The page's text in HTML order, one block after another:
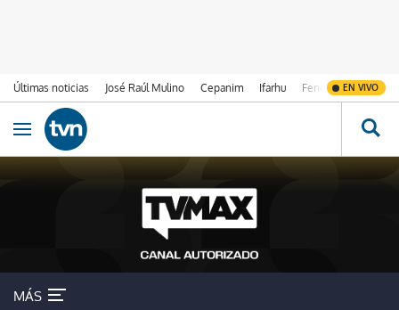
Últimas noticias José Raúl Mulino Cepanim Ifarhu Fenómeno de El
EN VIVO
Ir al contenido
Obrir navegació
MÁS